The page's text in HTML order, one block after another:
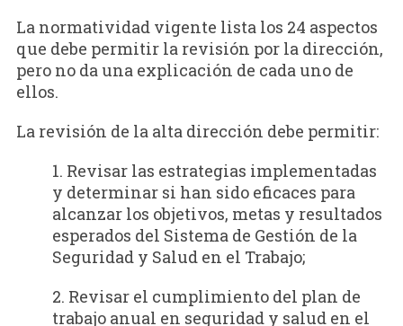
La normatividad vigente lista los 24 aspectos
que debe permitir la revisión por la dirección,
pero no da una explicación de cada uno de
ellos.
La revisión de la alta dirección debe permitir:
1. Revisar las estrategias implementadas
y determinar si han sido eficaces para
alcan­zar los objetivos, metas y resultados
esperados del Sistema de Gestión de la
Seguridad y Salud en el Trabajo;
2. Revisar el cumplimiento del plan de
trabajo anual en seguridad y salud en el